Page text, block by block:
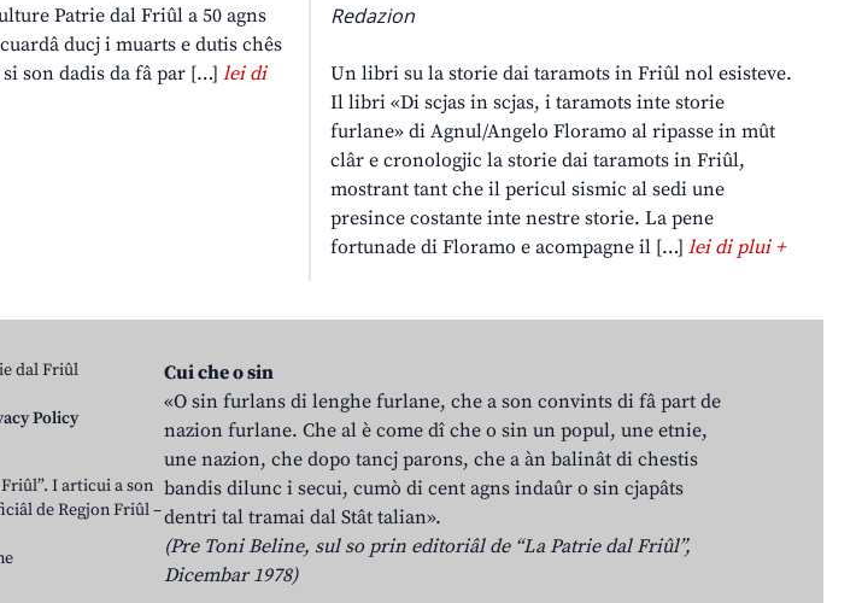
Patrie dal Friûl a 50 agns
ducj i muarts e dutis chês
son dadis da fâ par […] lei di
Redazion
Un libri su la storie dai taramots in Friûl nol esisteve.
Il libri «Di scjas in scjas, i taramots inte storie
furlane» di Agnul/Angelo Floramo al ripasse in mût
clâr e cronologjic la storie dai taramots in Friûl,
mostrant tant che il pericul sismic al sedi une
presince costante inte nestre storie. La pene
fortunade di Floramo e acompagne il […]lei di plui +
dal Friûl
Policy
I articui a son
de Regjon Friûl –
Cui che o sin
«O sin furlans di lenghe furlane, che a son convints di fâ part de
nazion furlane. Che al è come dî che o sin un popul, une etnie,
une nazion, che dopo tancj parons, che a àn balinât di chestis
bandis dilunc i secui, cumò di cent agns indaûr o sin cjapâts
dentri tal tramai dal Stât talian».
(Pre Toni Beline, sul so prin editoriâl de “La Patrie dal Friûl”,
Dicembar 1978)